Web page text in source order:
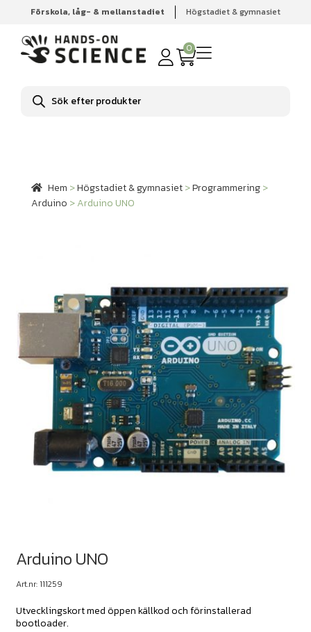
Förskola, låg- & mellanstadiet Högstadiet & gymnasiet
0
Produktsökning
Hem Högstadiet & gymnasiet Programmering
Arduino
Arduino UNO
Hem >Högstadiet & gymnasiet>Programmering>
Arduino >Arduino UNO
Arduino UNO
Art.nr: 111259
Utvecklingskort med öppen källkod och förinstallerad
bootloader.